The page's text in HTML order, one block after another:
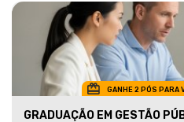
GANHE 2 PÓS PARA
GRADUAÇÃO EM GESTÃO